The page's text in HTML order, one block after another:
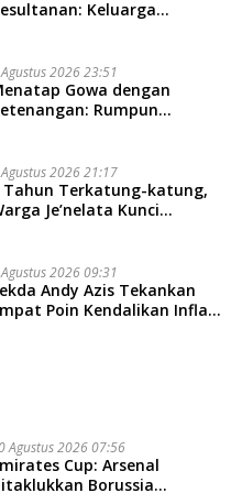
Keluarga
2026 23:51
Gowa dengan
Rumpun
Tekankan Jalur
Ingatkan Soal
dan Adab
2026 21:17
Tahun Terkatung-katung,
Je’nelata Kunci
2026 09:31
Andy Azis Tekankan
Poin Kendalikan Inflasi
Agustus 2026 07:56
Cup: Arsenal
Borussia